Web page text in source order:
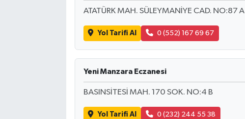
ATATÜRK MAH. SÜLEYMANİYE CAD. NO:87 A
Yol Tarifi Al 0 (552) 167 69 67
Yeni Manzara Eczanesi
BASINSİTESİ MAH. 170 SOK. NO:4 B
Yol Tarifi Al 0 (232) 244 55 38